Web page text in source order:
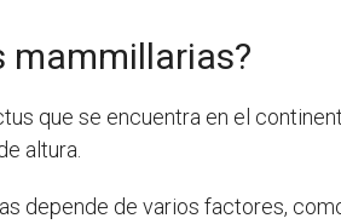
mammillarias?
que se encuentra en el
altura.
depende de varios factores,